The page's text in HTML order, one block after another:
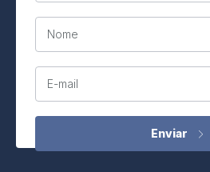
Nome
E-mail